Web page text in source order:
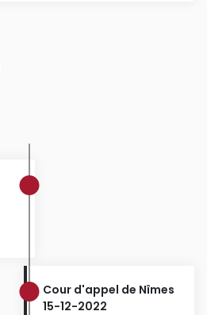
Cour d'appel de Nîmes
15-12-2022